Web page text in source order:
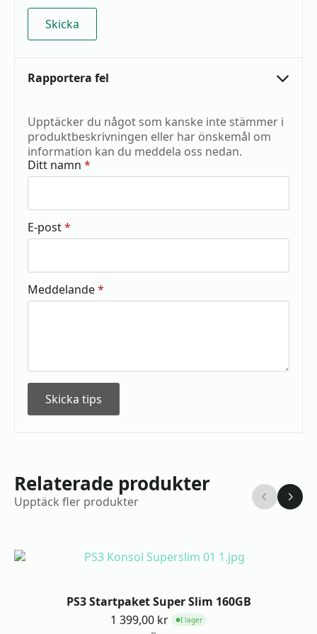
Rapportera fel
Upptäcker du något som kanske inte stämmer i
produktbeskrivningen eller har önskemål om
information kan du meddela oss nedan.
Ditt namn *
E-post*
Meddelande*
Skicka tips
Relaterade produkter
Upptäck fler produkter
PS3 Startpaket Super Slim 160GB
1 399,00 kr ●I lager